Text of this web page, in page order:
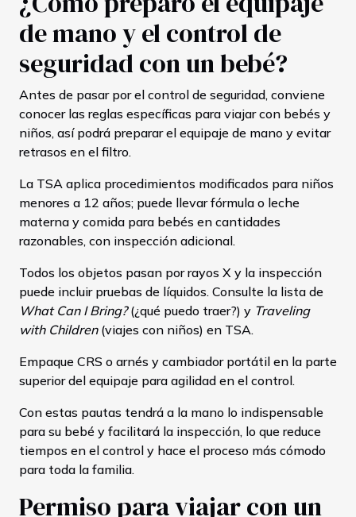
de mano y el control de
seguridad con un bebé?
Antes de pasar por el control de seguridad, conviene
conocer las reglas específicas para viajar con bebés y
niños, así podrá preparar el equipaje de mano y evitar
retrasos en el filtro.
La TSA aplica procedimientos modificados para niños
menores a 12 años; puede llevar fórmula o leche
materna y comida para bebés en cantidades
razonables, con inspección adicional.
Todos los objetos pasan por rayos X y la inspección
puede incluir pruebas de líquidos. Consulte la lista de
What Can I Bring?(¿qué puedo traer?) y Traveling
with Children (viajes con niños) en TSA.
Empaque CRS o arnés y cambiador portátil en la parte
superior del equipaje para agilidad en el control.
Con estas pautas tendrá a la mano lo indispensable
para su bebé y facilitará la inspección, lo que reduce
tiempos en el control y hace el proceso más cómodo
para toda la familia.
Permiso para viajar con un